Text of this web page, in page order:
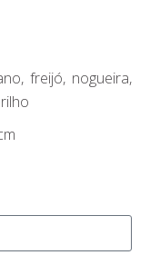
freijó, nogueira,